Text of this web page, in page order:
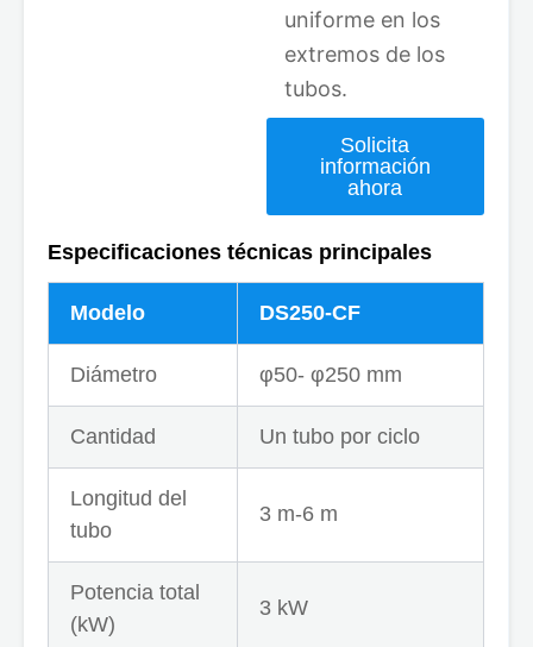
uniforme en los
extremos de los
tubos.
Solicita
información
ahora
Especificaciones técnicas principales
Modelo DS250-CF
Diámetro φ50- φ250 mm
Cantidad Un tubo por ciclo
Longitud del
tubo
3 m-6 m
Potencia total
(kW)
3 kW